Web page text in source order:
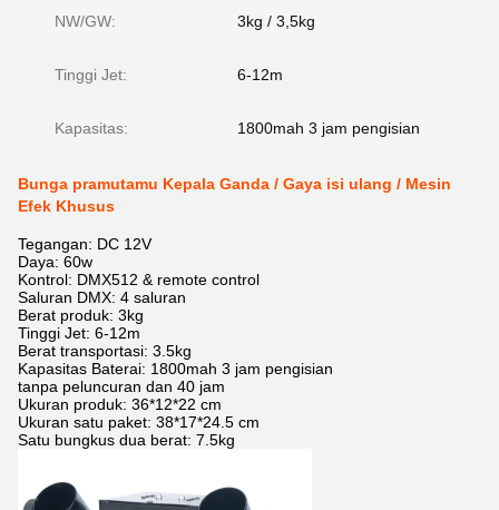
NW/GW: 3kg / 3,5kg
Tinggi Jet: 6-12m
Kapasitas: 1800mah 3 jam pengisian
Bunga pramutamu Kepala Ganda / Gaya isi ulang / Mesin
Efek Khusus
Tegangan: DC 12V
Daya: 60w
Kontrol: DMX512 & remote control
Saluran DMX: 4 saluran
Berat produk: 3kg
Tinggi Jet: 6-12m
Berat transportasi: 3.5kg
Kapasitas Baterai: 1800mah 3 jam pengisian
tanpa peluncuran dan 40 jam
Ukuran produk: 36*12*22 cm
Ukuran satu paket: 38*17*24.5 cm
Satu bungkus dua berat: 7.5kg